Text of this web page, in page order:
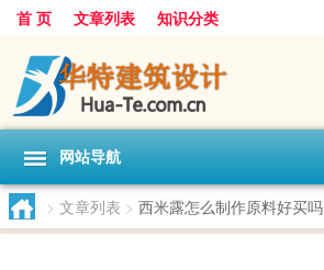
首 页 文章列表 知识分类
网站导航
> 文章列表 > 西米露怎么制作原料好买吗